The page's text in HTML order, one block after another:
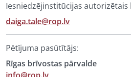
Iesniedzējinstitūcijas autorizētais
daiga.tale@rop.lv
Pētījuma pasūtītājs:
Rīgas brīvostas pārvalde